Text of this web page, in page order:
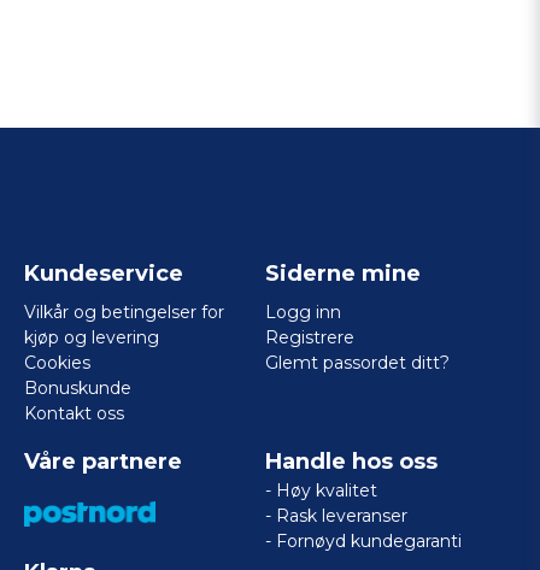
Kundeservice
Vilkår og betingelser for
kjøp og levering
Cookies
Bonuskunde
Kontakt oss
Siderne mine
Logg inn
Registrere
Glemt passordet ditt?
Våre partnere Handle hos oss
- Høy kvalitet
- Rask leveranser
- Fornøyd kundegaranti